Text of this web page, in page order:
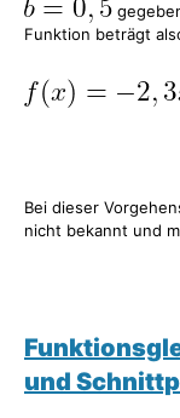
Funktion beträgt
Bei dieser
nicht bekannt und
und